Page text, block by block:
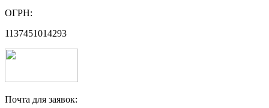
ОГРН:
1137451014293
Почта для заявок: